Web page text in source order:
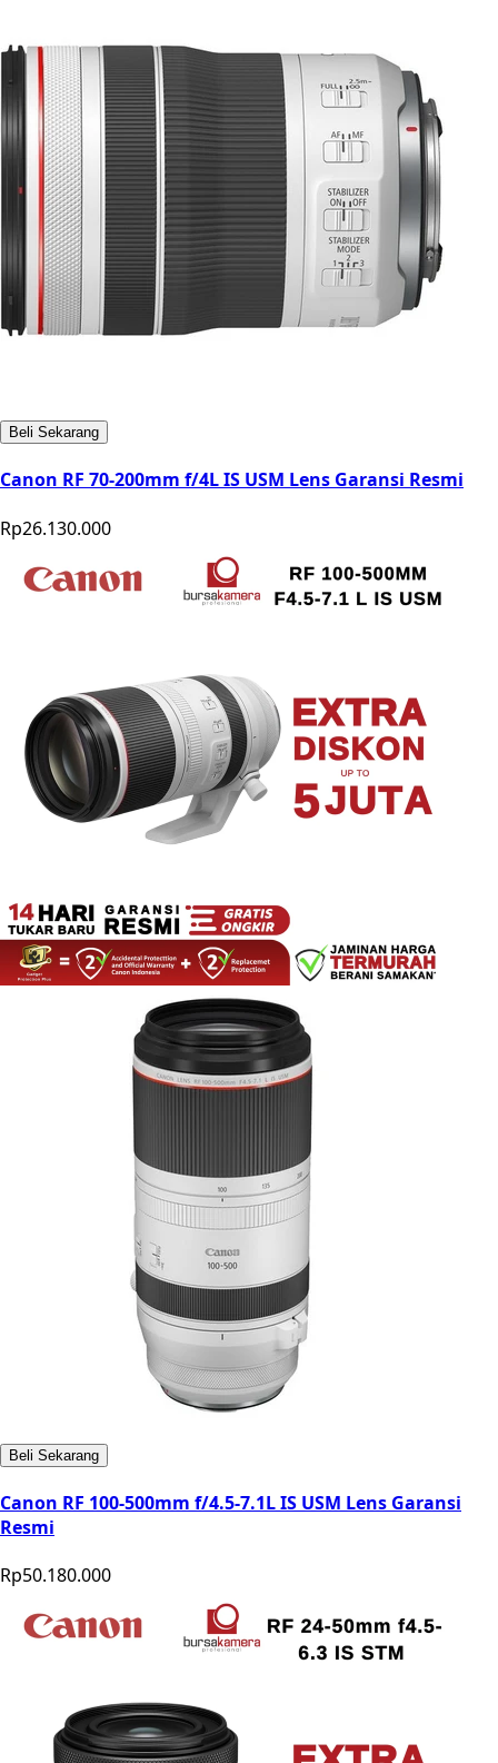
Beli Sekarang
Canon RF 70-200mm f/4L IS USM Lens Garansi Resmi
Rp26.130.000
Beli Sekarang
Canon RF 100-500mm f/4.5-7.1L IS USM Lens Garansi
Resmi
Rp50.180.000